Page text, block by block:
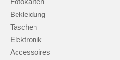
Fotokarten
Bekleidung
Taschen
Elektronik
Accessoires